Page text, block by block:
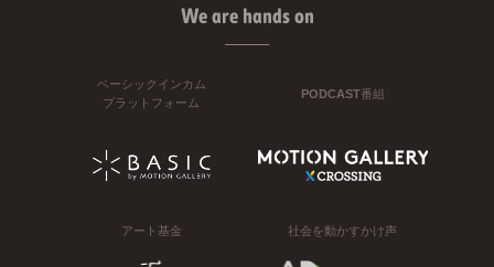
We are hands on
ベーシックインカム
プラットフォーム
PODCAST番組
アート基金 社会を動かすかけ声